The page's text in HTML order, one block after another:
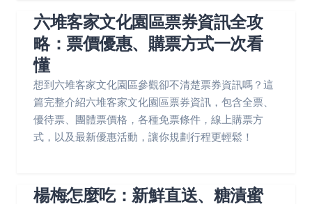
六堆客家文化園區票券資訊全攻
略：票價優惠、購票方式一次看
懂
想到六堆客家文化園區參觀卻不清楚票券資訊嗎？這
篇完整介紹六堆客家文化園區票券資訊，包含全票、
優待票、團體票價格，各種免票條件，線上購票方
式，以及最新優惠活動，讓你規劃行程更輕鬆！
楊梅怎麼吃：新鮮直送、糖漬蜜